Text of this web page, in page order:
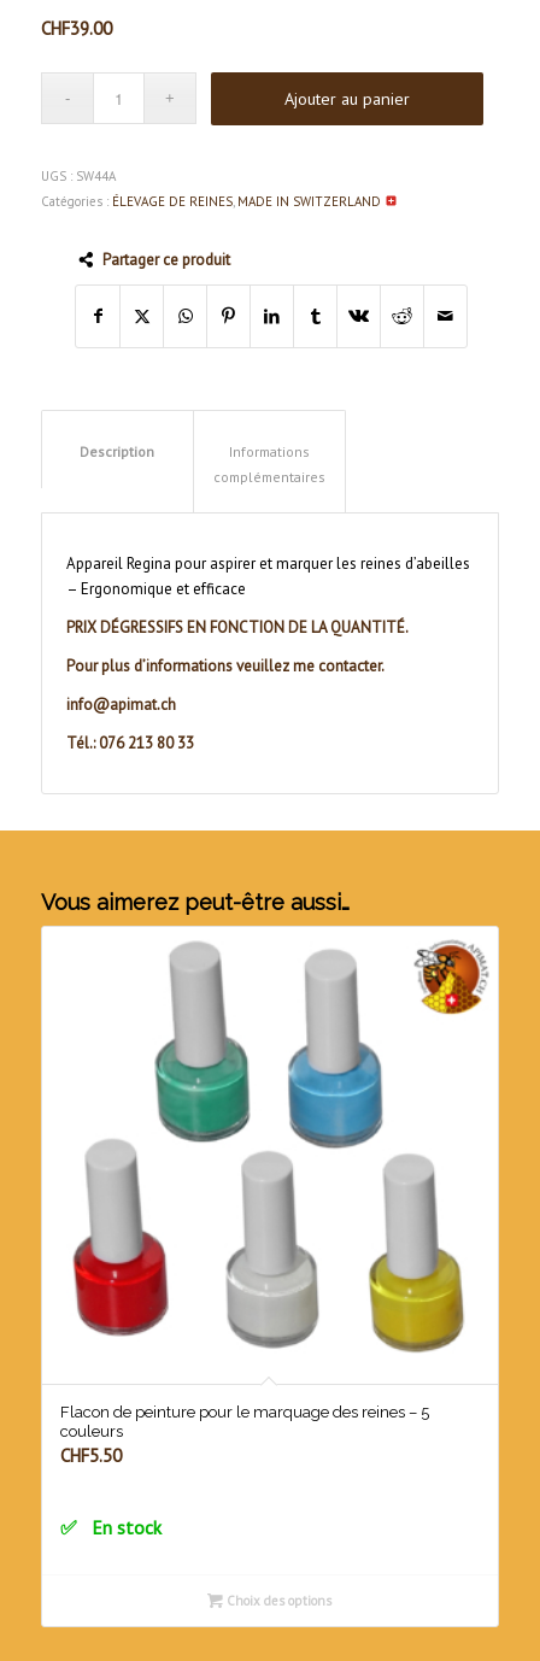
CHF39.00
Ajouter au panier
UGS : SW44A
Catégories : ÉLEVAGE DE REINES, MADE IN SWITZERLAND
Partager ce produit
Description
Informations
complémentaires
Appareil Regina pour aspirer et marquer les reines d’abeilles
– Ergonomique et efficace
PRIX DÉGRESSIFS EN FONCTION DE LA QUANTITÉ.
Pour plus d’informations veuillez me contacter.
info@apimat.ch
Tél.: 076 213 80 33
Vous aimerez peut-être aussi…
Flacon de peinture pour le marquage des reines – 5
couleurs
CHF5.50
En stock
Choix des options